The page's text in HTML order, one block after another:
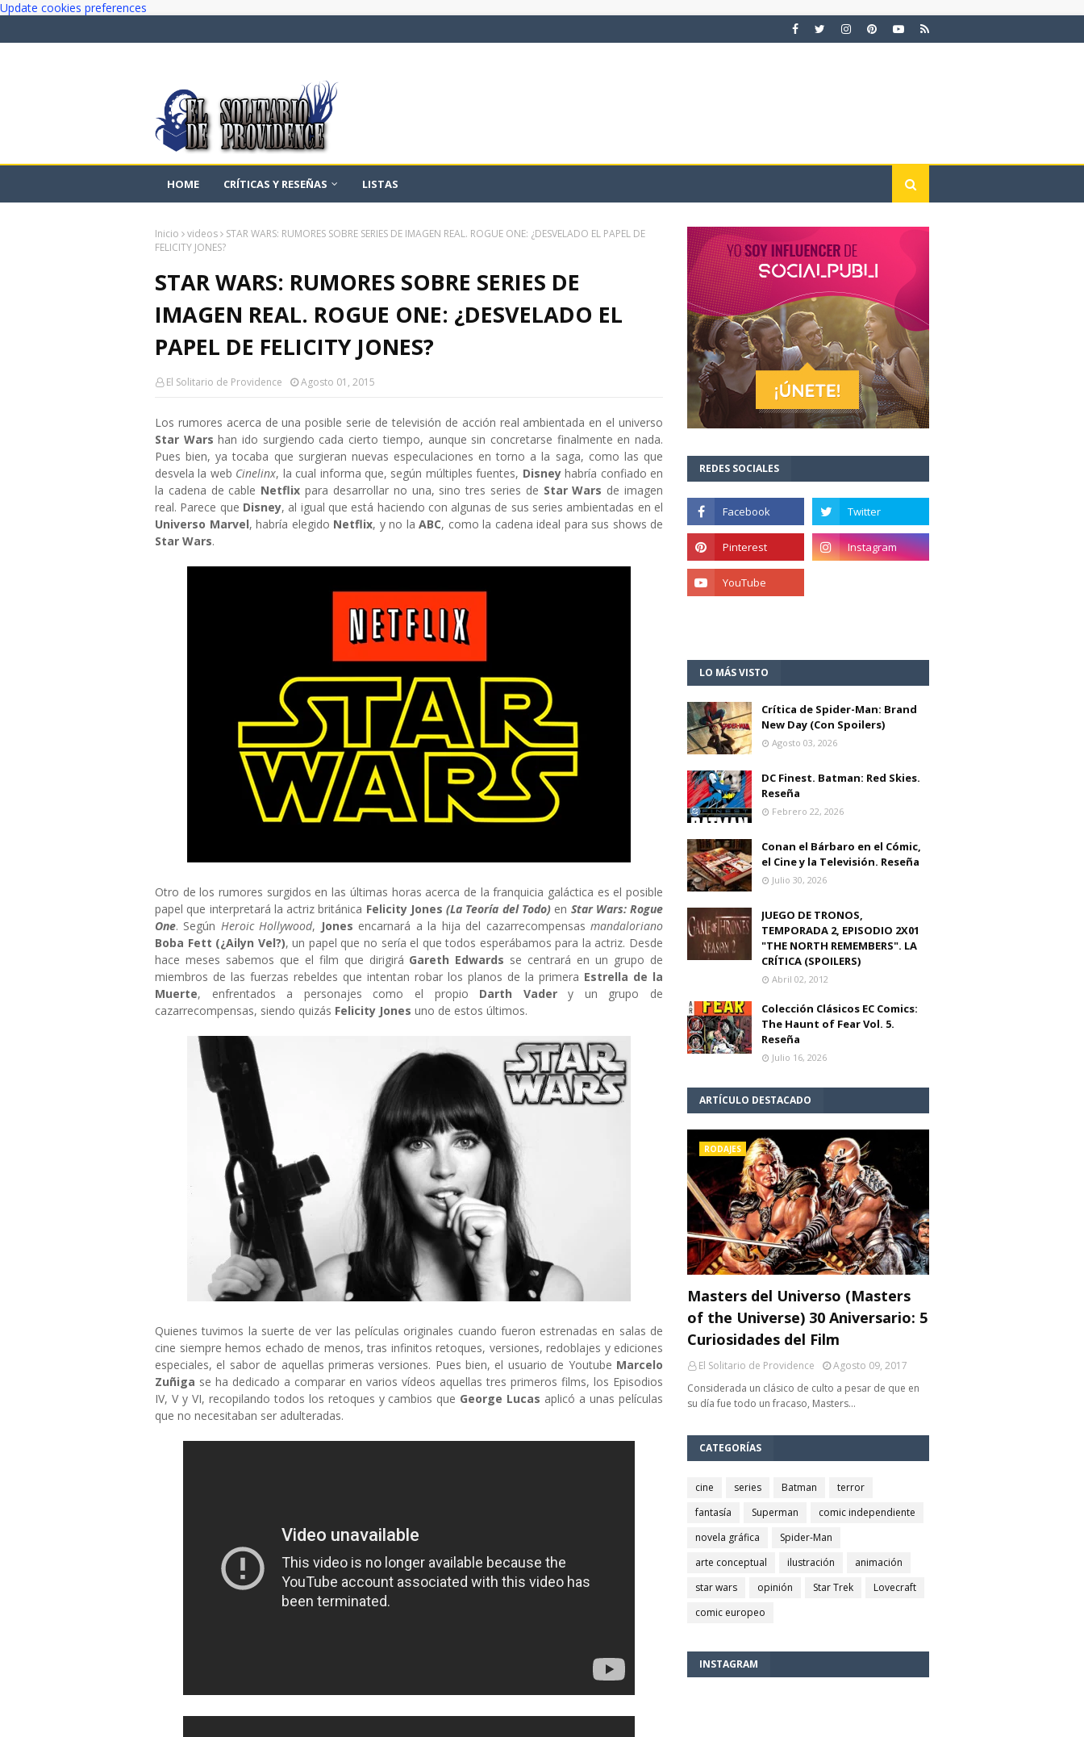
Update cookies preferences
HOME CRÍTICAS Y RESEÑAS LISTAS
Inicio videos
STAR WARS: RUMORES SOBRE SERIES DE IMAGEN REAL. ROGUE ONE: ¿DESVELADO EL PAPEL DE
FELICITY JONES?
STAR WARS: RUMORES SOBRE SERIES DE
IMAGEN REAL. ROGUE ONE: ¿DESVELADO EL
PAPEL DE FELICITY JONES?
El Solitario de Providence Agosto 01, 2015
Los rumores acerca de una posible serie de televisión de acción real ambientada en el universo
Star Wars han ido surgiendo cada cierto tiempo, aunque sin concretarse finalmente en nada.
Pues bien, ya tocaba que surgieran nuevas especulaciones en torno a la saga, como las que
desvela la web Cinelinx, la cual informa que, según múltiples fuentes, Disneyhabría confiado en
la cadena de cable Netflixpara desarrollar no una, sino tres series de Star Wars de imagen
real. Parece que Disney, al igual que está haciendo con algunas de sus series ambientadas en el
Universo Marvel, habría elegido Netflix, y no la ABC, como la cadena ideal para sus shows de
Star Wars.
Otro de los rumores surgidos en las últimas horas acerca de la franquicia galáctica es el posible
papel que interpretará la actriz británica Felicity Jones (La Teoría del Todo) en Star Wars: Rogue
One. Según Heroic Hollywood, Jones encarnará a la hija del cazarrecompensasmandaloriano
Boba Fett (¿Ailyn Vel?), un papel que no sería el que todos esperábamos para la actriz. Desde
hace meses sabemos que el film que dirigirá Gareth Edwards se centrará en un grupo de
miembros de las fuerzas rebeldes que intentan robar los planos de la primera Estrella de la
Muerte, enfrentados a personajes como el propio Darth Vadery un grupo de
cazarrecompensas, siendo quizás Felicity Jones uno de estos últimos.
Quienes tuvimos la suerte de ver las películas originales cuando fueron estrenadas en salas de
cine siempre hemos echado de menos, tras infinitos retoques, versiones, redoblajes y ediciones
especiales, el sabor de aquellas primeras versiones. Pues bien, el usuario de Youtube Marcelo
Zuñiga se ha dedicado a comparar en varios vídeos aquellas tres primeros films, los Episodios
IV, V y VI, recopilando todos los retoques y cambios que George Lucas aplicó a unas películas
que no necesitaban ser adulteradas.
REDES SOCIALES
LO MÁS VISTO
Crítica de Spider-Man: Brand
New Day (Con Spoilers)
Agosto 03, 2026
DC Finest. Batman: Red Skies.
Reseña
Febrero 22, 2026
Conan el Bárbaro en el Cómic,
el Cine y la Televisión. Reseña
Julio 30, 2026
JUEGO DE TRONOS,
TEMPORADA 2, EPISODIO 2X01
"THE NORTH REMEMBERS". LA
CRÍTICA (SPOILERS)
Abril 02, 2012
Colección Clásicos EC Comics:
The Haunt of Fear Vol. 5.
Reseña
Julio 16, 2026
ARTÍCULO DESTACADO
RODAJES
Masters del Universo (Masters
of the Universe) 30 Aniversario: 5
Curiosidades del Film
El Solitario de Providence
Agosto 09, 2017
Considerada un clásico de culto a pesar de que en
su día fue todo un fracaso, Masters…
CATEGORÍAS
cine series Batman
terror
fantasía
Superman
comic independiente
novela gráfica
Spider-Man
arte conceptual
ilustración
animación
star wars
opinión Star Trek
Lovecraft
comic europeo
INSTAGRAM